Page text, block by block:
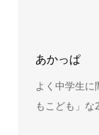
あかっぱ
よく中学生
もこども」な